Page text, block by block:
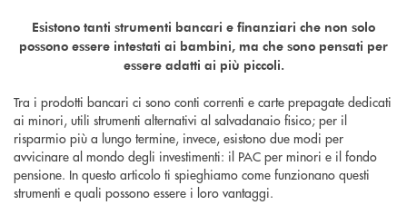
Esistono tanti strumenti bancari e finanziari che non solo
possono essere intestati ai bambini, ma che sono pensati per
essere adatti ai più piccoli.
Tra i prodotti bancari ci sono conti correnti e carte prepagate dedicati
ai minori, utili strumenti alternativi al salvadanaio fisico; per il
risparmio più a lungo termine, invece, esistono due modi per
avvicinare al mondo degli investimenti: il PAC per minori e il fondo
pensione. In questo articolo ti spieghiamo come funzionano questi
strumenti e quali possono essere i loro vantaggi.